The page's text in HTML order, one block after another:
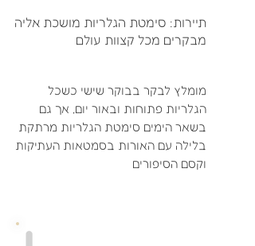
תיירות: סימטת הגלריות מושכת אליה
מבקרים מכל קצוות עולם
מומלץ לבקר בבוקר שישי כשכל
הגלריות פתוחות ובאור יום, אך גם
בשאר הימים סימטת הגלריות מרתקת
בלילה עם האורות בסמטאות העתיקות
וקסם הסיפורים